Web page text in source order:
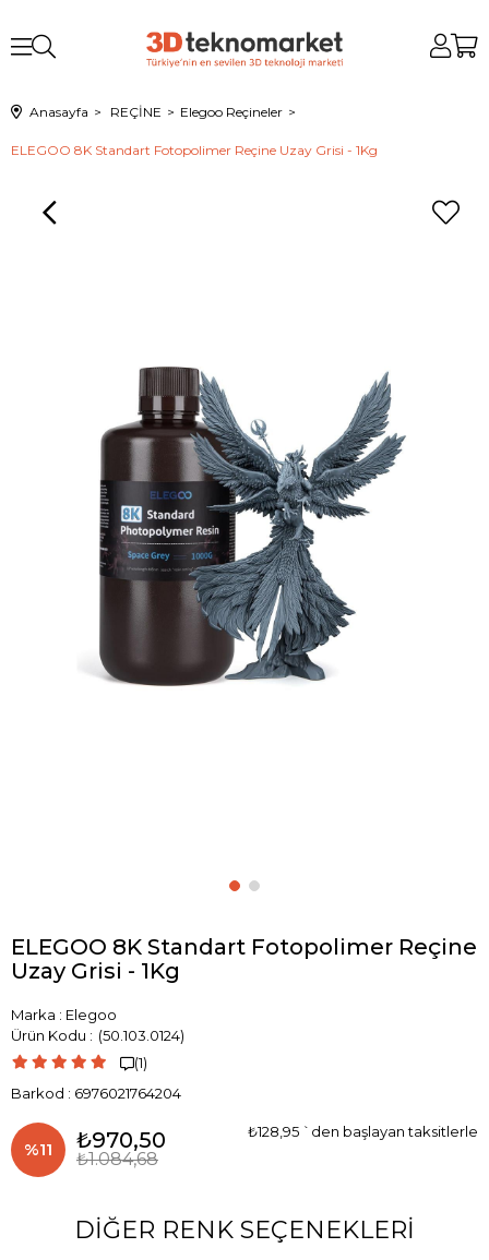
Anasayfa REÇİNE Elegoo Reçineler
ELEGOO 8K Standart Fotopolimer Reçine Uzay Grisi - 1Kg
ELEGOO 8K Standart Fotopolimer Reçine
Uzay Grisi - 1Kg
Marka : Elegoo
(50.103.0124)
(1)
Barkod : 6976021764204
₺1.084,68
₺970,50
%11
₺128,95 `den başlayan taksitlerle
DIĞER RENK SEÇENEKLERI